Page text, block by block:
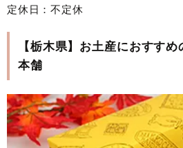
定休日：不定休
【栃木県】お土産におすす
本舗